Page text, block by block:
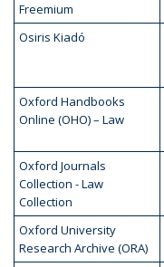
Freemium
Osiris Kiadó
Oxford Handbooks
Online (OHO) – Law
Oxford Journals
Collection - Law
Collection
Oxford University
Research Archive (ORA)